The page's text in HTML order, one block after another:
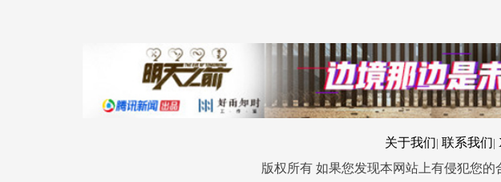
关于我们| 联系我们|
版权所有 如果您发现本网站上有侵犯您